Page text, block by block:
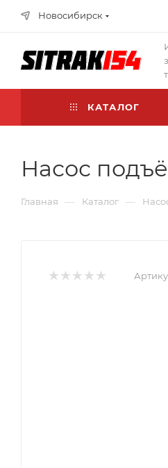
Новосибирск
КАТАЛОГ
Насос
Главная — Каталог —